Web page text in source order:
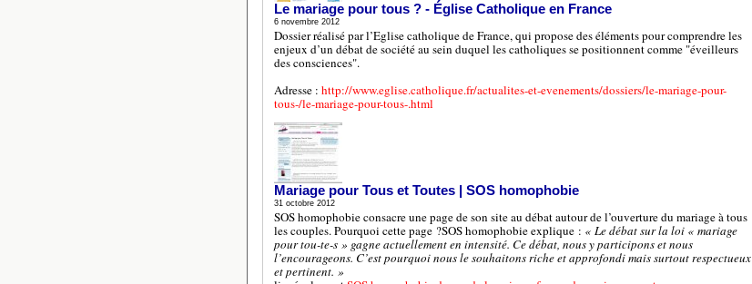
Le mariage pour tous ? - Église Catholique en France
6 novembre 2012
Dossier réalisé par l’Eglise catholique de France, qui propose des éléments pour comprendre les
enjeux d’un débat de société au sein duquel les catholiques se positionnent comme "éveilleurs
des consciences".
Adresse : http://www.eglise.catholique.fr/actualites-et-evenements/dossiers/le-mariage-pour-
tous-/le-mariage-pour-tous-.html
Mariage pour Tous et Toutes | SOS homophobie
31 octobre 2012
SOS homophobie consacre une page de son site au débat autour de l’ouverture du mariage à tous
les couples. Pourquoi cette page ?SOS homophobie explique : « Le débat sur la loi « mariage
pour tou-te-s » gagne actuellement en intensité. Ce débat, nous y participons et nous
l’encourageons. C’est pourquoi nous le souhaitons riche et approfondi mais surtout respectueux
et pertinent. »